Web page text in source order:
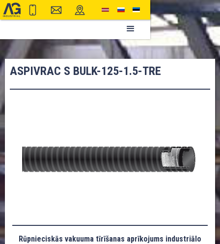
ASPIVRAC S BULK-125-1.5-TRE
Rūpnieciskās vakuuma tīrīšanas aprīkojums industriālo